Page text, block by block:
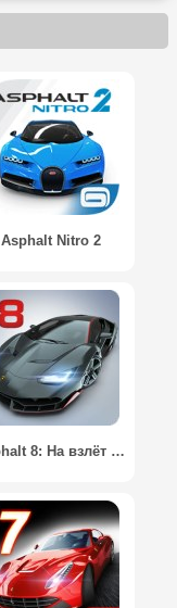
Asphalt Nitro 2
Asphalt 8: На взлёт / Asphalt 8: Airborne